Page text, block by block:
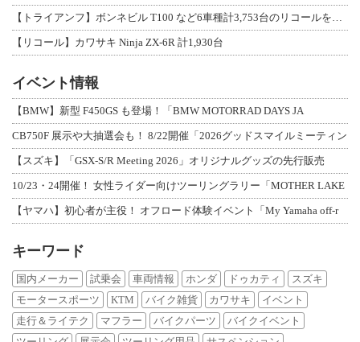
【トライアンフ】ボンネビル T100 など6車種計3,753台のリコールを発表
【リコール】カワサキ Ninja ZX-6R 計1,930台
イベント情報
【BMW】新型 F450GS も登場！「BMW MOTORRAD DAYS JA
CB750F 展示や大抽選会も！ 8/22開催「2026グッドスマイルミーティン
【スズキ】「GSX-S/R Meeting 2026」オリジナルグッズの先行販売
10/23・24開催！ 女性ライダー向けツーリングラリー「MOTHER LAKE
【ヤマハ】初心者が主役！ オフロード体験イベント「My Yamaha off-r
キーワード
国内メーカー 試乗会 車両情報 ホンダ ドゥカティ
スズキ
モータースポーツ
KTM バイク雑貨 カワサキ
イベント
走行＆ライテク
マフラー バイクパーツ
バイクイベント